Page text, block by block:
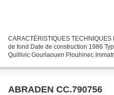
CARACTÉRISTIQUES
de fond Date de construction 1986
Quillivic Gourlaouen Plouhinec
ABRADEN CC.790756